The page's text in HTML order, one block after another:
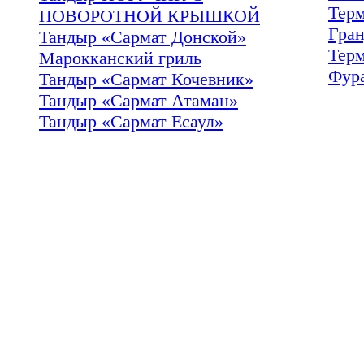
ПОВОРОТНОЙ КРЫШКОЙ
Тандыр «Сармат Донской»
Марокканский гриль
Тандыр «Сармат Кочевник»
Тандыр «Сармат Атаман»
Тандыр «Сармат Есаул»